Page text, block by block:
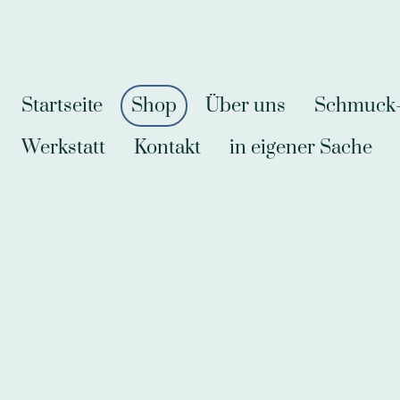
Startseite Shop Über uns
Werkstatt
Kontakt in eigener Sache